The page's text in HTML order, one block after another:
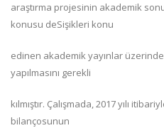
araştırma projesinin akademik
konusu deSişikleri konu
edinen akademik yayınlar
yapılmasını gerekli
kılmıştır. Çalışmada, 2017 yılı
bilançosunun